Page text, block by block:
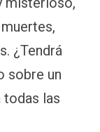
¿Tendrá
sobre un
todas las